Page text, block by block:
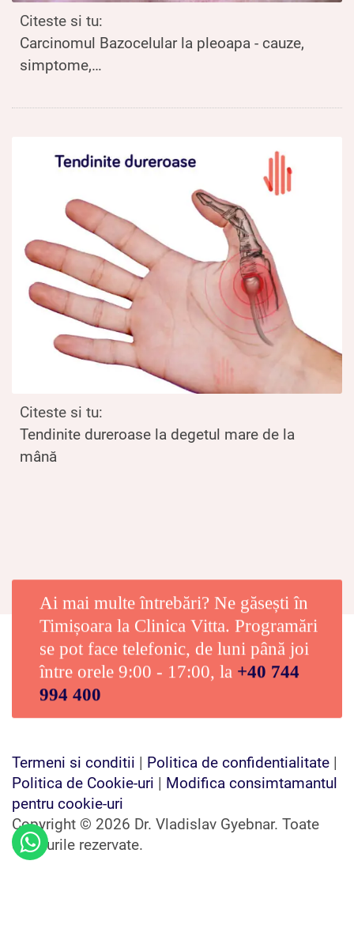
Citeste si tu:
Carcinomul Bazocelular la pleoapa - cauze,
simptome,…
Citeste si tu:
Tendinite dureroase la degetul mare de la
mână
Ai mai multe întrebări? Ne găsești în
Timișoara la Clinica Vitta. Programări
se pot face telefonic, de luni până joi
între orele 9:00 - 17:00, la +40 744
994 400
Termeni si conditii | Politica de confidentialitate |
Politica de Cookie-uri | Modifica consimtamantul
pentru cookie-uri
Copyright © 2026 Dr. Vladislav Gyebnar. Toate
drepturile rezervate.
Contactează-